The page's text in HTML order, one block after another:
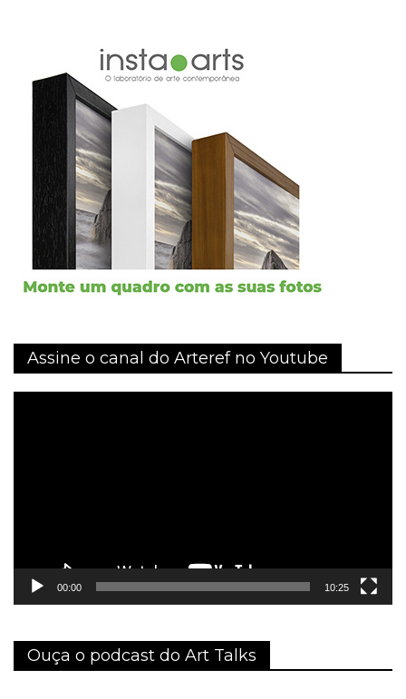
Assine o canal do Arteref no Youtube
00:00 10:25
Ouça o podcast do Art Talks